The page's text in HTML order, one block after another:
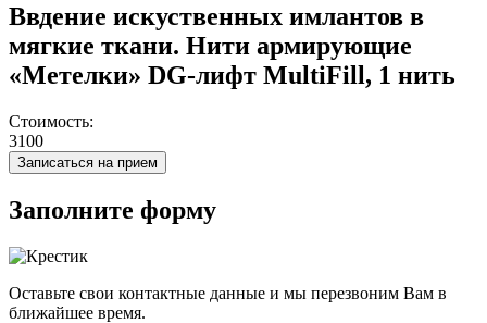
Ввдение искуственных имлантов в
мягкие ткани. Нити армирующие
«Метелки» DG-лифт MultiFill, 1 нить
Стоимость:
3100
Записаться на прием
Заполните форму
Оставьте свои контактные данные и мы перезвоним Вам в
ближайшее время.